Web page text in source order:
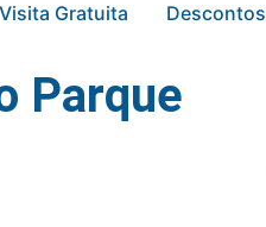
Visita Gratuita Descontos
Parque